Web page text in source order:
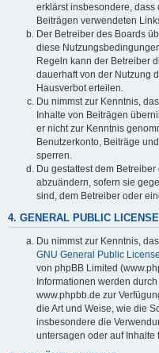
erklärst insbesondere, dass
Beiträgen verwendeten
Der Betreiber des Boards
diese
Regeln kann der Betreiber
dauerhaft von der Nutzung
Hausverbot erteilen.
Du nimmst zur Kenntnis,
Inhalte von Beiträgen
er nicht zur Kenntnis
Benutzerkonto, Beiträge
sperren.
Du gestattest dem
abzuändern, sofern sie
sind, dem Betreiber oder
4. GENERAL PUBLIC LICENSE
Du nimmst zur Kenntnis,
GNU General Public
von phpBB Limited
Informationen werden
www.phpbb.de zur
die Art und Weise, wie die
insbesondere die
untersagen oder auf Inhalte